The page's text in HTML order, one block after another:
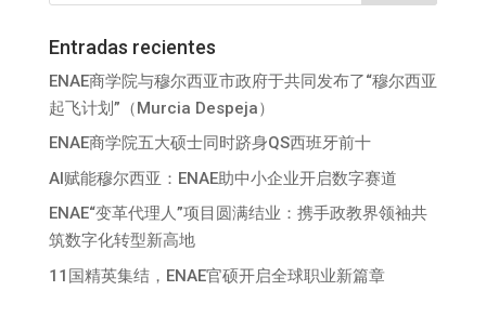
Entradas recientes
ENAE商学院与穆尔西亚市政府于共同发布了“穆尔西亚
起飞计划”（Murcia Despeja）
ENAE商学院五大硕士同时跻身QS西班牙前十
AI赋能穆尔西亚：ENAE助中小企业开启数字赛道
ENAE“变革代理人”项目圆满结业：携手政教界领袖共
筑数字化转型新高地
11国精英集结，ENAE官硕开启全球职业新篇章